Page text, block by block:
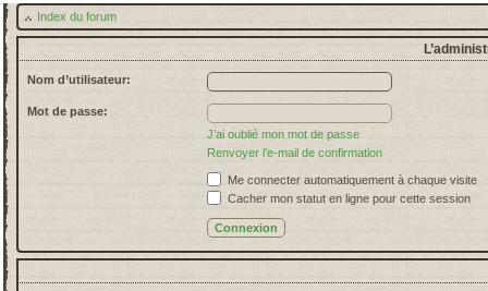
Index du forum
Nom d’utilisateur:
Mot de passe:
J’ai oublié mon mot de passe
Renvoyer l’e-mail de confirmation
Me connecter automatiquement à chaque visite
Cacher mon statut en ligne pour cette session